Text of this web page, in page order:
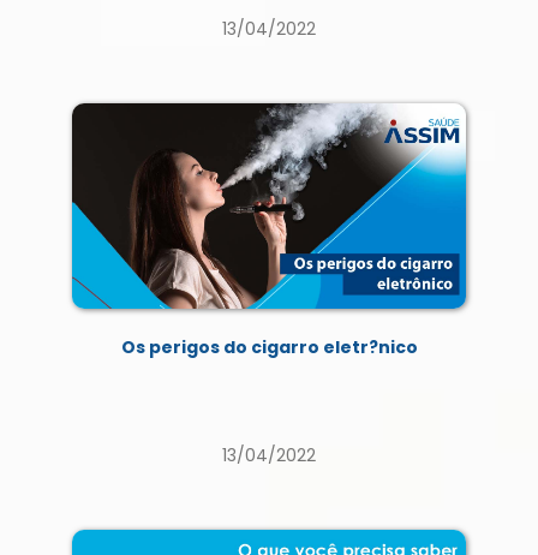
13/04/2022
Os perigos do cigarro eletr?nico
13/04/2022